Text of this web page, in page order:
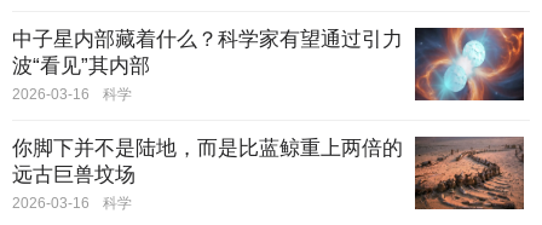
中子星内部藏着什么？科学家有望通过引力
波“看见”其内部
2026-03-16 科学
你脚下并不是陆地，而是比蓝鲸重上两倍的
远古巨兽坟场
2026-03-16 科学